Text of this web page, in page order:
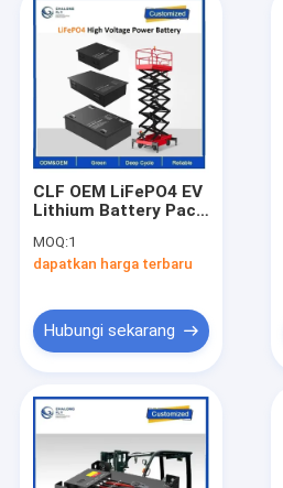
Produk
Tentang kami
CLF OEM LiFePO4 EV
Lithium Battery Pack
200Ah Baterai
tegangan tinggi
MOQ:1
dapatkan harga terbaru
Hubungi sekarang